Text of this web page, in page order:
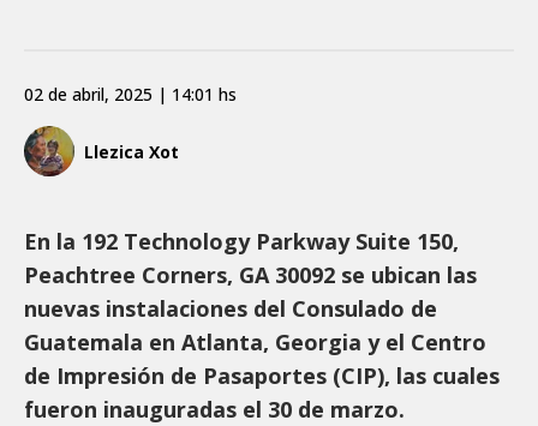
Llezica Xot
02 de abril, 2025 | 14:01 hs
En la 192 Technology Parkway Suite 150,
Peachtree Corners, GA 30092 se ubican las
nuevas instalaciones del Consulado de
Guatemala en Atlanta, Georgia y el Centro
de Impresión de Pasaportes (CIP), las cuales
fueron inauguradas el 30 de marzo.